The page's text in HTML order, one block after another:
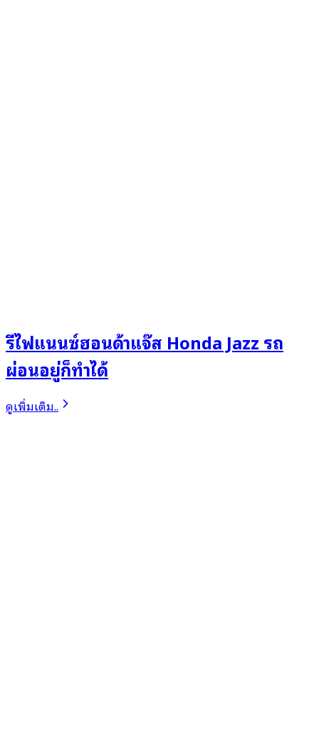
รีไฟแนนซ์ฮอนด้าแจ๊ส Honda Jazz รถ
ผ่อนอยู่ก็ทำได้
ดูเพิ่มเติม..